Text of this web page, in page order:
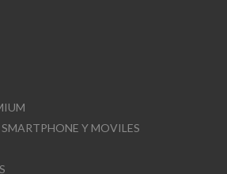
Y MOVILES